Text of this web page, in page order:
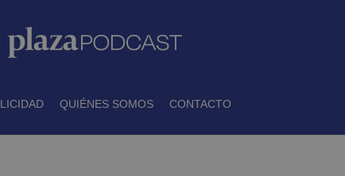
QUIÉNES SOMOS CONTACTO